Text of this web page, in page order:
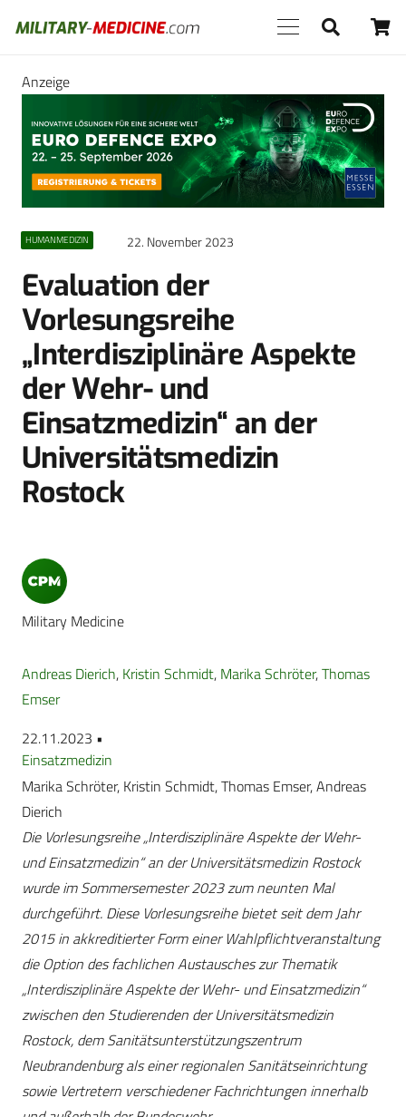
Anzeige
HUMANMEDIZIN 22. November 2023
Evaluation der
Vorlesungsreihe
„Interdisziplinäre Aspekte
der Wehr- und
Einsatzmedizin“ an der
Universitätsmedizin
Rostock
Military Medicine
Andreas Dierich, Kristin Schmidt, Marika Schröter,Thomas
Emser
22.11.2023 •
Einsatzmedizin
Marika Schröter, Kristin Schmidt, Thomas Emser, Andreas
Dierich
Die Vorlesungsreihe „Interdisziplinäre Aspekte der Wehr-
und Einsatzmedizin“ an der Universitätsmedizin Rostock
wurde im Sommersemester 2023 zum neunten Mal
durchgeführt. Diese Vorlesungsreihe bietet seit dem Jahr
2015 in akkreditierter Form einer Wahlpflichtveranstaltung
die Option des fachlichen Austausches zur Thematik
„Interdisziplinäre Aspekte der Wehr- und Einsatzmedizin“
zwischen den Studierenden der Universitätsmedizin
Rostock, dem Sanitätsunterstützungszentrum
Neubrandenburg als einer regionalen Sanitätseinrichtung
sowie Vertretern verschiedener Fachrichtungen innerhalb